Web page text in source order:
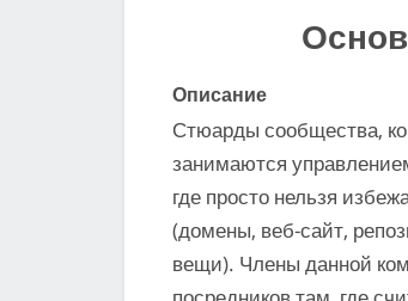
Описание
Стюарды сообщества,
занимаются
где просто нельзя
(домены, веб-сайт,
вещи). Члены данной